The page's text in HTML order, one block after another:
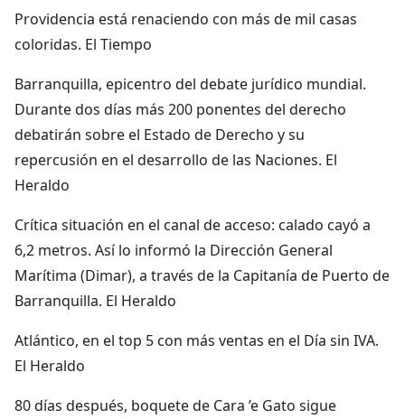
Providencia está renaciendo con más de mil casas
coloridas. El Tiempo
Barranquilla, epicentro del debate jurídico mundial.
Durante dos días más 200 ponentes del derecho
debatirán sobre el Estado de Derecho y su
repercusión en el desarrollo de las Naciones. El
Heraldo
Crítica situación en el canal de acceso: calado cayó a
6,2 metros. Así lo informó la Dirección General
Marítima (Dimar), a través de la Capitanía de Puerto de
Barranquilla. El Heraldo
Atlántico, en el top 5 con más ventas en el Día sin IVA.
El Heraldo
80 días después, boquete de Cara ’e Gato sigue